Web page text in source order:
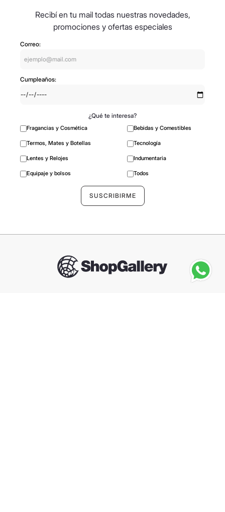
Recibí en tu mail todas nuestras novedades,
promociones y ofertas especiales
Correo:
Cumpleaños:
¿Qué te interesa?
Fragancias y Cosmética Bebidas y Comestibles
Termos, Mates y Botellas Tecnología
Lentes y Relojes Indumentaria
Equipaje y bolsos Todos